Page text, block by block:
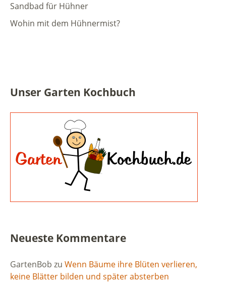
Sandbad für Hühner
Wohin mit dem Hühnermist?
Unser Garten Kochbuch
Neueste Kommentare
GartenBob zu Wenn Bäume ihre Blüten verlieren,
keine Blätter bilden und später absterben